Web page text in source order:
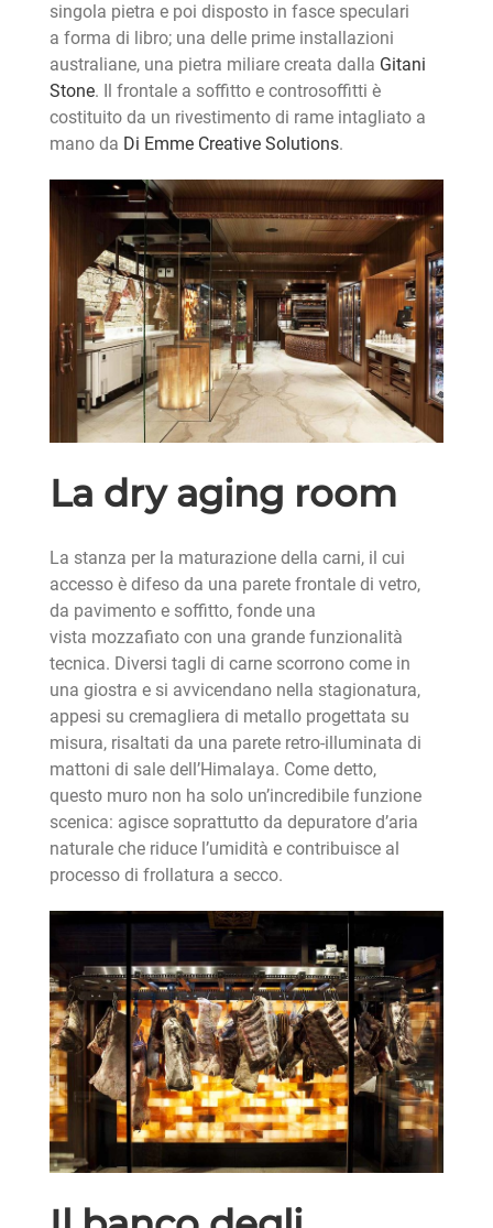
singola pietra e poi disposto in fasce speculari
a forma di libro; una delle prime installazioni
australiane, una pietra miliare creata dalla Gitani
Stone. Il frontale a soffitto e controsoffitti è
costituito da un rivestimento di rame intagliato a
mano da Di Emme Creative Solutions.
La dry aging room
La stanza per la maturazione della carni, il cui
accesso è difeso da una parete frontale di vetro,
da pavimento e soffitto, fonde una
vista mozzafiato con una grande funzionalità
tecnica. Diversi tagli di carne scorrono come in
una giostra e si avvicendano nella stagionatura,
appesi su cremagliera di metallo progettata su
misura, risaltati da una parete retro-illuminata di
mattoni di sale dell’Himalaya. Come detto,
questo muro non ha solo un’incredibile funzione
scenica: agisce soprattutto da depuratore d’aria
naturale che riduce l’umidità e contribuisce al
processo di frollatura a secco.